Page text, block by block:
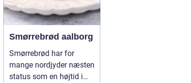
Smørrebrød aalborg
Smørrebrød har for
mange nordjyder næsten
status som en højtid i